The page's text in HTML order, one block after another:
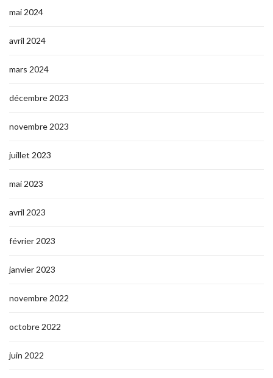
mai 2024
avril 2024
mars 2024
décembre 2023
novembre 2023
juillet 2023
mai 2023
avril 2023
février 2023
janvier 2023
novembre 2022
octobre 2022
juin 2022